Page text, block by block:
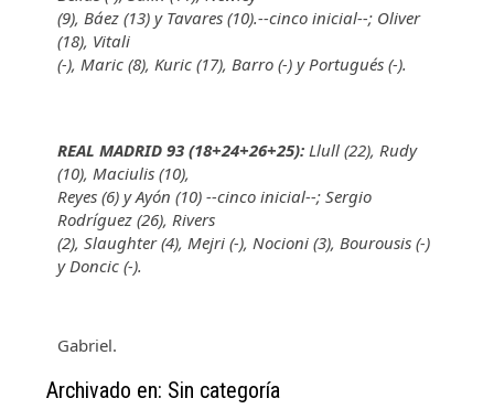
(9), Báez (13) y Tavares (10).--cinco inicial--; Oliver
(18), Vitali
(-), Maric (8), Kuric (17), Barro (-) y Portugués (-).
REAL MADRID 93 (18+24+26+25):Llull (22), Rudy
(10), Maciulis (10),
Reyes (6) y Ayón (10) --cinco inicial--; Sergio
Rodríguez (26), Rivers
(2), Slaughter (4), Mejri (-), Nocioni (3), Bourousis (-)
y Doncic (-).
Gabriel.
Archivado en: Sin categoría